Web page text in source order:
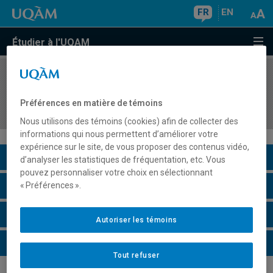
FR EN
Étudier à l'UQAM
COURS//
secondaire et séminaire d'intégration
Description du cours
Horaire - Été 2026
Horaire - Automne 2026
Horaire - Hiver 2027
Préférences en matière de témoins
Nous utilisons des témoins (cookies) afin de collecter des
informations qui nous permettent d’améliorer votre
expérience sur le site, de vous proposer des contenus vidéo,
d’analyser les statistiques de fréquentation, etc. Vous
pouvez personnaliser votre choix en sélectionnant
« Préférences ».
Tout refuser
Autoriser les témoins